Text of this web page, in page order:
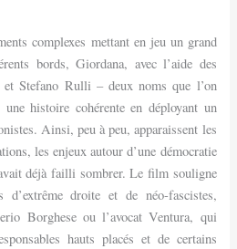
complexes mettant en jeu un grand
bords, Giordana, avec l’aide des
et Stefano Rulli – deux noms que l’on
histoire cohérente en déployant un
Ainsi, peu à peu, apparaissent les
les enjeux autour d’une démocratie
déjà failli sombrer. Le film souligne
d’extrême droite et de néo-fascistes,
Borghese ou l’avocat Ventura, qui
hauts placés et de certains